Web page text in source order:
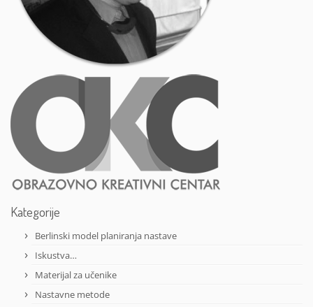
Kategorije
Berlinski model planiranja nastave
Iskustva…
Materijal za učenike
Nastavne metode